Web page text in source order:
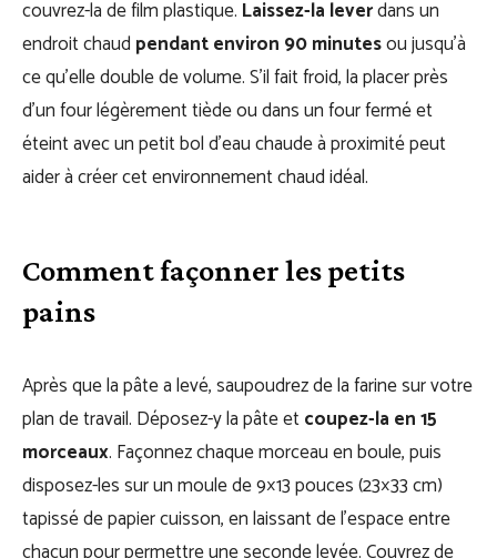
couvrez-la de film plastique. Laissez-la leverdans un
endroit chaud pendant environ 90 minutesou jusqu’à
ce qu’elle double de volume. S’il fait froid, la placer près
d’un four légèrement tiède ou dans un four fermé et
éteint avec un petit bol d’eau chaude à proximité peut
aider à créer cet environnement chaud idéal.
Comment façonner les petits
pains
Après que la pâte a levé, saupoudrez de la farine sur votre
plan de travail. Déposez-y la pâte etcoupez-la en 15
morceaux. Façonnez chaque morceau en boule, puis
disposez-les sur un moule de 9×13 pouces (23×33 cm)
tapissé de papier cuisson, en laissant de l’espace entre